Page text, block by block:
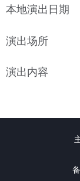
本地演出日期
演出场所
演出内容